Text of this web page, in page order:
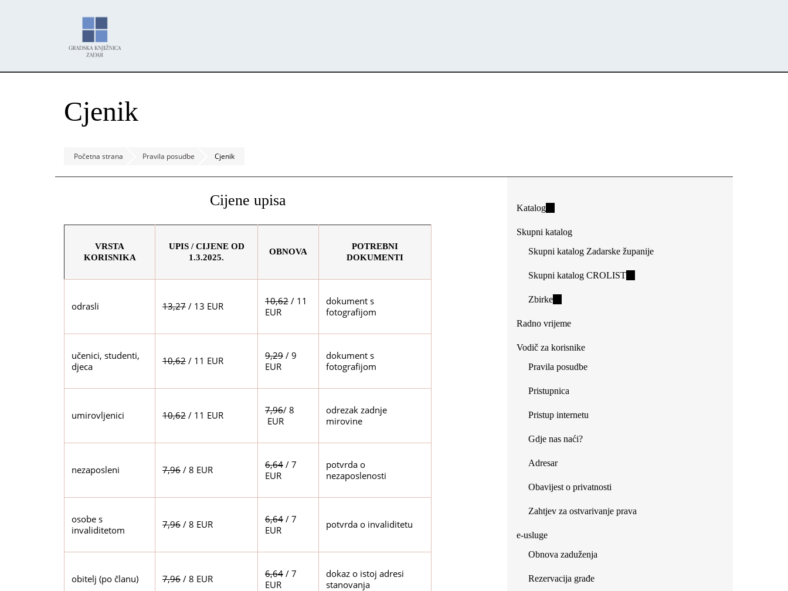
Cjenik
Početna strana Pravila posudbe Cjenik
Cijene upisa
VRSTA
KORISNIKA
UPIS / CIJENE OD
1.3.2025.
OBNOVA
POTREBNI
DOKUMENTI
odrasli 13,27 / 13 EUR 10,62 / 11
EUR
dokument s
fotografijom
učenici, studenti,
djeca
10,62 / 11 EUR 9,29 / 9
EUR
dokument s
fotografijom
umirovljenici 10,62 / 11 EUR 7,96/ 8
EUR
odrezak zadnje
mirovine
nezaposleni 7,96 / 8 EUR 6,64 / 7
EUR
potvrda o
nezaposlenosti
osobe s
invaliditetom
7,96 / 8 EUR 6,64 / 7
EUR
potvrda o invaliditetu
obitelj (po članu) 7,96 / 8 EUR 6,64 / 7
EUR
dokaz o istoj adresi
stanovanja
Katalog(link
external)
Skupni katalog
Skupni katalog Zadarske županije
Skupni katalog CROLIST(link
Zbirke(link
external)
Radno vrijeme
Vodič za korisnike
Pravila posudbe
Pristupnica
Pristup internetu
Gdje nas naći?
Adresar
Obavijest o privatnosti
Zahtjev za ostvarivanje prava
e-usluge
Obnova zaduženja
Rezervacija građe